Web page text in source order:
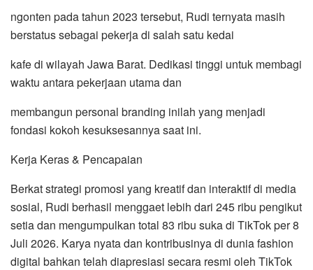
ngonten pada tahun 2023 tersebut, Rudi ternyata masih
berstatus sebagai pekerja di salah satu kedai
kafe di wilayah Jawa Barat. Dedikasi tinggi untuk membagi
waktu antara pekerjaan utama dan
membangun personal branding inilah yang menjadi
fondasi kokoh kesuksesannya saat ini.
Kerja Keras & Pencapaian
Berkat strategi promosi yang kreatif dan interaktif di media
sosial, Rudi berhasil menggaet lebih dari 245 ribu pengikut
setia dan mengumpulkan total 83 ribu suka di TikTok per 8
Juli 2026. Karya nyata dan kontribusinya di dunia fashion
digital bahkan telah diapresiasi secara resmi oleh TikTok